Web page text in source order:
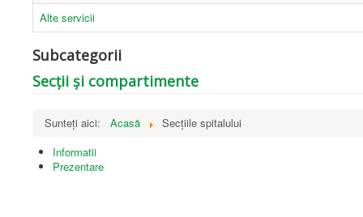
F10
pentru
deschide
meniu
Alte servicii
Subcategorii
Secții și compartimente
Sunteți aici: Acasă
Secțiile spitalului
Informatii
Prezentare